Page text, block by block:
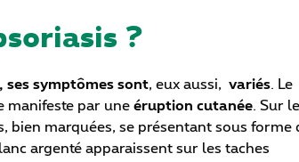
?
, ses symptômes sont, eux aussi, variés. Le
manifeste par une éruption cutanée. Sur
bien marquées, se présentant sous forme
argenté apparaissent sur les taches